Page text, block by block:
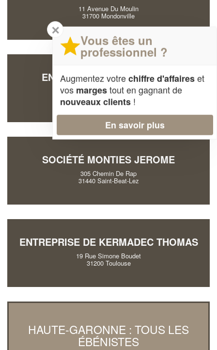
11 Avenue Du Moulin
31700 Mondonville
ENTREPRISE ALLA CYPRIEN
401 Route De Seysses
31100 Toulouse
SOCIÉTÉ MONTIES JEROME
305 Chemin De Rap
31440 Saint-Beat-Lez
ENTREPRISE DE KERMADEC THOMAS
19 Rue Simone Boudet
31200 Toulouse
HAUTE-GARONNE : TOUS LES
ÉBÉNISTES
✕
Vous êtes un
professionnel ?
Augmentez votrechiffre d'affaireset
vos margestout en gagnant de
nouveaux clients !
En savoir plus